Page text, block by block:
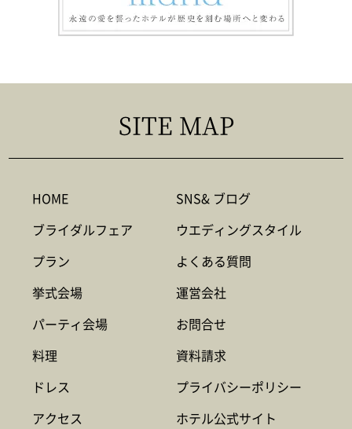
SITE MAP
HOME
ブライダルフェア
プラン
挙式会場
パーティ会場
料理
ドレス
アクセス
SNS& ブログ
ウエディングスタイル
よくある質問
運営会社
お問合せ
資料請求
プライバシーポリシー
ホテル公式サイト